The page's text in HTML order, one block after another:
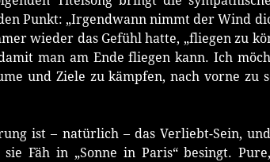
Punkt: „Irgendwann nimmt der Wind
wieder das Gefühl hatte, „fliegen zu
man am Ende fliegen kann. Ich
und Ziele zu kämpfen, nach vorne zu
ist – natürlich – das Verliebt-Sein,
Fäh in „Sonne in Paris“ besingt.